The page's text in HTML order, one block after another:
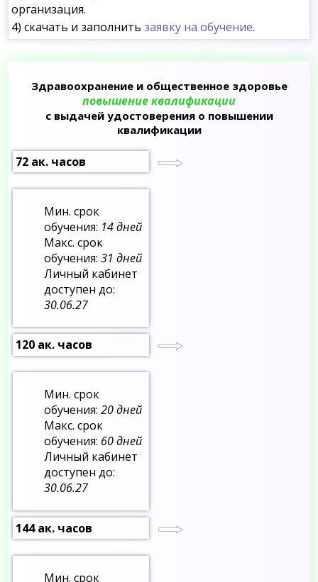
организация.
4) скачать и заполнитьзаявку на обучение.
Здравоохранение и общественное здоровье
повышение квалификации
с выдачей удостоверения о повышении
квалификации
72 ак. часов
Мин. срок
обучения: 14 дней
Макс. срок
обучения:31 дней
Личный кабинет
доступен до:
30.06.27
120 ак. часов
Мин. срок
обучения:20 дней
Макс. срок
обучения: 60 дней
Личный кабинет
доступен до:
30.06.27
144 ак. часов
Мин. срок